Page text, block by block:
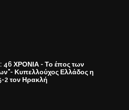
46 ΧΡΟΝΙΑ - Το έπος των
Κυπελλούχος Ελλάδος η
2 τον Ηρακλή